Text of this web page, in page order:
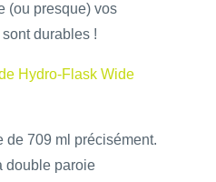
(ou presque) vos
durables !
Hydro-Flask Wide
de 709 ml précisément.
double paroie